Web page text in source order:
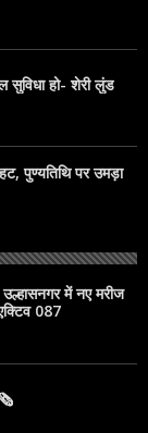
सुविधा हो- शेरी लुंड
पुण्यतिथि पर उमड़ा
उल्हासनगर में नए मरीज
087